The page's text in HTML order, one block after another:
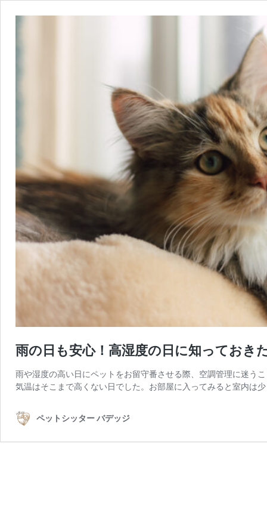
雨の日も安心！高湿度の日に知っておき
雨や湿度の高い日にペットをお留守番させる際、空調管理に迷う
気温はそこまで高くない日でした。お部屋に入ってみると室内は
ペットシッター バデッジ